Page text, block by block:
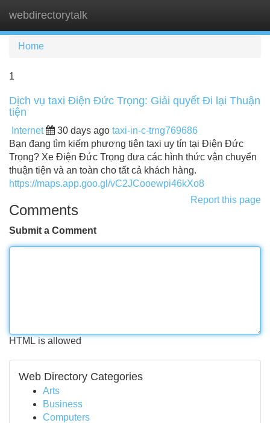
webdirectorytalk
Home
1
Dịch vụ taxi Điện Đức Trọng: Giải quyết Đi lại Thuận
tiện
Internet 30 days ago taxi-in-c-trng769686
Bạn đang tìm kiếm phương tiện taxi uy tín tại Điện Đức
Trọng? Xe Điện Đức Trọng đưa các hình thức vận chuyển
thuận tiện và an toàn cho tất cả khách hàng.
https://maps.app.goo.gl/vC2JCooewpi46kXo8
Report this page
Comments
Submit a Comment
HTML is allowed
Web Directory Categories
Arts
Business
Computers